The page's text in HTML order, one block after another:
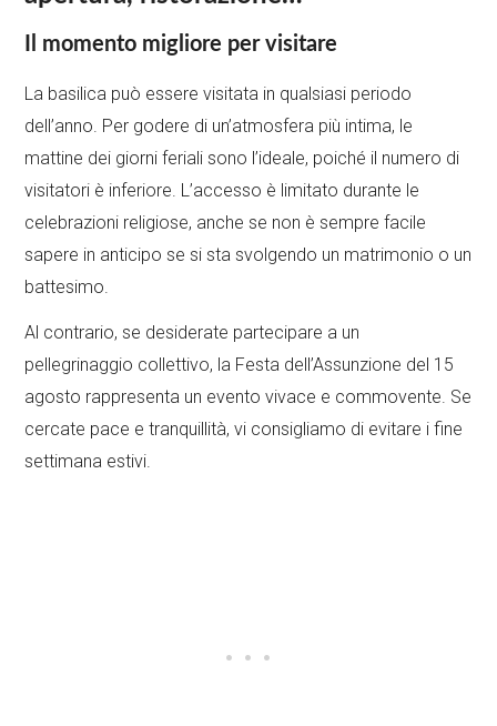
Il momento migliore per visitare
La basilica può essere visitata in qualsiasi periodo
dell’anno. Per godere di un’atmosfera più intima, le
mattine dei giorni feriali sono l’ideale, poiché il numero di
visitatori è inferiore. L’accesso è limitato durante le
celebrazioni religiose, anche se non è sempre facile
sapere in anticipo se si sta svolgendo un matrimonio o un
battesimo.
Al contrario, se desiderate partecipare a un
pellegrinaggio collettivo, la Festa dell’Assunzione del 15
agosto rappresenta un evento vivace e commovente. Se
cercate pace e tranquillità, vi consigliamo di evitare i fine
settimana estivi.